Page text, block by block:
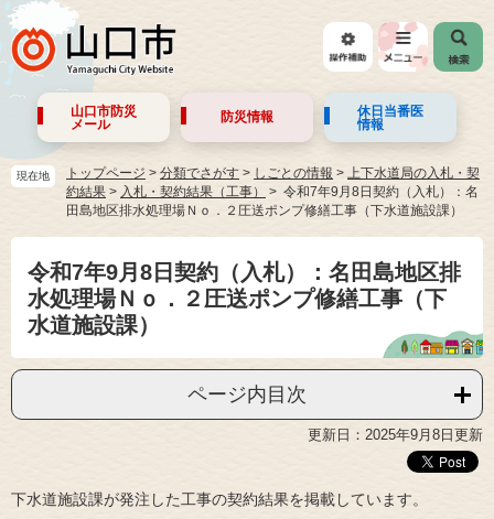
山口市防災
メール
防災情報
休日当番医
情報
現在地 トップページ > 分類でさがす > しごとの情報 >
上下水道局の入札・契
約結果 > 入札・契約結果（工事）
令和7年9月8日契約（入札）：名
田島地区排水処理場Ｎｏ．２圧送ポンプ修繕工事（下水道施設課）
令和7年9月8日契約（入札）：名田島地区排
水処理場Ｎｏ．２圧送ポンプ修繕工事（下
水道施設課）
ページ内目次
更新日：2025年9月8日更新
下水道施設課が発注した工事の契約結果を掲載しています。